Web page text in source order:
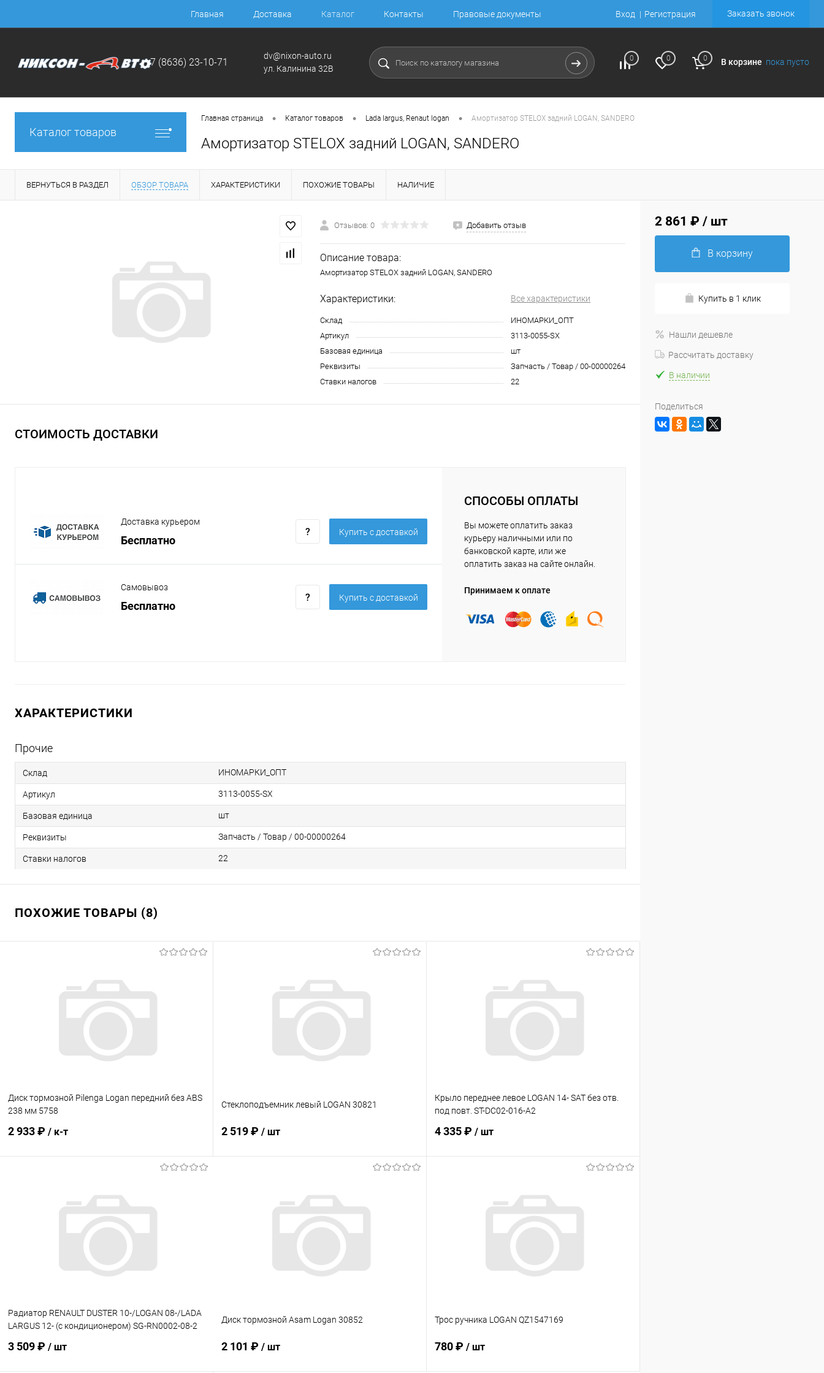
Главная Доставка Каталог Контакты Правовые документы Вход Регистрация Заказать звонок
+7 (8636) 23-10-71
dv@nixon-auto.ru
ул. Калинина 32В
0 0 0 В корзине пока пусто
Каталог товаров
Главная страница • Каталог товаров • Lada largus, Renaut logan • Амортизатор STELOX задний LOGAN, SANDERO
Амортизатор STELOX задний LOGAN, SANDERO
ВЕРНУТЬСЯ В РАЗДЕЛ ОБЗОР ТОВАРА ХАРАКТЕРИСТИКИ ПОХОЖИЕ ТОВАРЫ НАЛИЧИЕ
Отзывов: 0 Добавить отзыв
Описание товара:
Амортизатор STELOX задний LOGAN, SANDERO
Характеристики: Все характеристики
Склад
ИНОМАРКИ_ОПТ
Артикул
3113-0055-SX
Базовая единица
шт
Реквизиты
Запчасть / Товар / 00-00000264
Ставки налогов
22
СТОИМОСТЬ ДОСТАВКИ
Доставка курьером
Бесплатно
Купить c доставкой
Самовывоз
Бесплатно
Купить c доставкой
СПОСОБЫ ОПЛАТЫ
Вы можете оплатить заказ
курьеру наличными или по
банковской карте, или же
оплатить заказ на сайте онлайн.
Принимаем к оплате
ХАРАКТЕРИСТИКИ
Прочие
Склад ИНОМАРКИ_ОПТ
Артикул 3113-0055-SX
Базовая единица шт
Реквизиты Запчасть / Товар / 00-00000264
Ставки налогов 22
ПОХОЖИЕ ТОВАРЫ (8)
Диск тормозной Pilenga Logan передний без ABS
238 мм 5758
2 933 ₽ / к-т
Купить в 1 клик Сравнение
В наличии
Стеклоподъемник левый LOGAN 30821
2 519 ₽ / шт
Купить в 1 клик Сравнение
Под заказ
Крыло переднее левое LOGAN 14- SAT без отв.
под повт. ST-DC02-016-A2
4 335 ₽ / шт
Купить в 1 клик Сравнение
В наличии
Радиатор RENAULT DUSTER 10-/LOGAN 08-/LADA
LARGUS 12- (с кондиционером) SG-RN0002-08-2
3 509 ₽ / шт
Диск тормозной Asam Logan 30852
2 101 ₽ / шт
Трос ручника LOGAN QZ1547169
780 ₽ / шт
2 861 ₽ / шт
В корзину
Купить в 1 клик
Нашли дешевле
Рассчитать доставку
В наличии
Поделиться